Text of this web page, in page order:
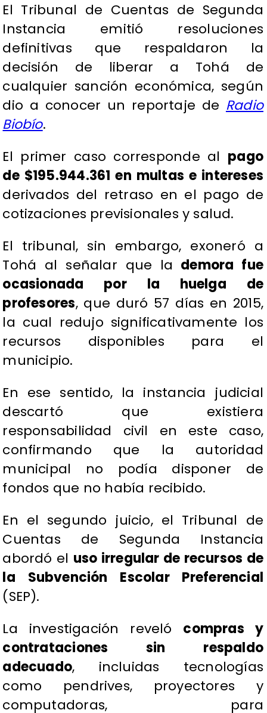
El Tribunal de Cuentas de Segunda
Instancia emitió resoluciones
definitivas que respaldaron la
decisión de liberar a Tohá de
cualquier sanción económica, según
dio a conocer un reportaje de Radio
Biobío.
El primer caso corresponde al pago
de $195.944.361 en multas e intereses
derivados del retraso en el pago de
cotizaciones previsionales y salud.
El tribunal, sin embargo, exoneró a
Tohá al señalar que la demora fue
ocasionada por la huelga de
profesores, que duró 57 días en 2015,
la cual redujo significativamente los
recursos disponibles para el
municipio.
En ese sentido, la instancia judicial
descartó que existiera
responsabilidad civil en este caso,
confirmando que la autoridad
municipal no podía disponer de
fondos que no había recibido.
En el segundo juicio, el Tribunal de
Cuentas de Segunda Instancia
abordó el uso irregular de recursos de
la Subvención Escolar Preferencial
(SEP).
La investigación reveló compras y
contrataciones sin respaldo
adecuado, incluidas tecnologías
como pendrives, proyectores y
computadoras, para